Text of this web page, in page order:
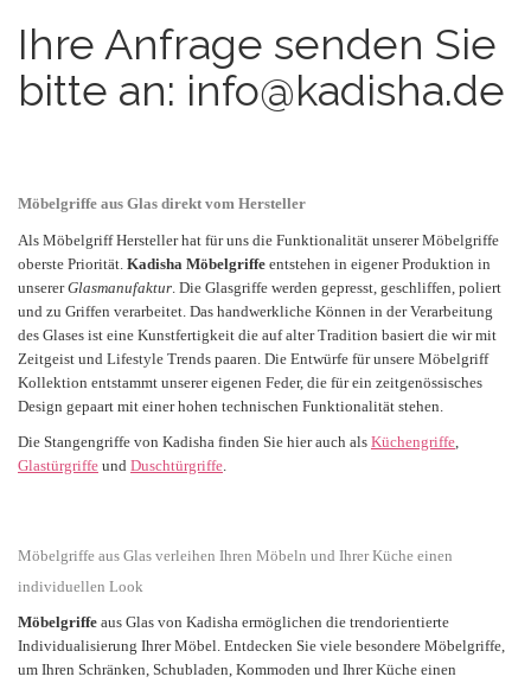
Ihre Anfrage senden Sie
bitte an: info@kadisha.de
Möbelgriffe aus Glas direkt vom Hersteller
Als Möbelgriff Hersteller hat für uns die Funktionalität unserer Möbelgriffe
oberste Priorität. Kadisha Möbelgriffe entstehen in eigener Produktion in
unsererGlasmanufaktur. Die Glasgriffe werden gepresst, geschliffen, poliert
und zu Griffen verarbeitet. Das handwerkliche Können in der Verarbeitung
des Glases ist eine Kunstfertigkeit die auf alter Tradition basiert die wir mit
Zeitgeist und Lifestyle Trends paaren. Die Entwürfe für unsere Möbelgriff
Kollektion entstammt unserer eigenen Feder, die für ein zeitgenössisches
Design gepaart mit einer hohen technischen Funktionalität stehen.
Die Stangengriffe von Kadisha finden Sie hier auch als Küchengriffe,
Glastürgriffe und Duschtürgriffe.
Möbelgriffe aus Glas verleihen Ihren Möbeln und Ihrer Küche einen
individuellen Look
Möbelgriffe aus Glas von Kadisha ermöglichen die trendorientierte
Individualisierung Ihrer Möbel. Entdecken Sie viele besondere Möbelgriffe,
um Ihren Schränken, Schubladen, Kommoden und Ihrer Küche einen